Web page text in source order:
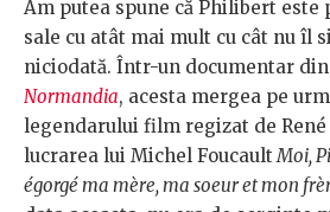
Am putea spune că Philibert
sale cu atât mai mult cu cât nu îl
niciodată. Într-un documentar din
Normandia, acesta mergea pe
legendarului film regizat de René
lucrarea lui Michel Foucault Moi,
égorgé ma mère, ma soeur et mon